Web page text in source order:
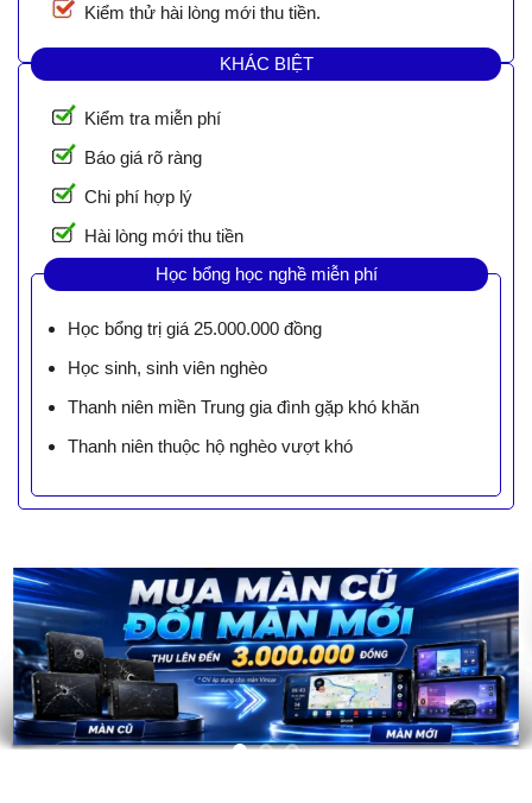
Kiểm thử hài lòng mới thu tiền.
KHÁC BIỆT
Kiểm tra miễn phí
Báo giá rõ ràng
Chi phí hợp lý
Hài lòng mới thu tiền
Học bổng học nghề miễn phí
Học bổng trị giá 25.000.000 đồng
Học sinh, sinh viên nghèo
Thanh niên miền Trung gia đình gặp khó khăn
Thanh niên thuộc hộ nghèo vượt khó